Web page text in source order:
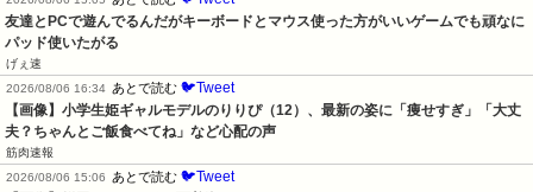
友達とPCで遊んでるんだがキーボードとマウス使った方がいいゲームでも頑なに
パッド使いたがる
げぇ速
2026/08/06 16:34 あとで読む 🐦Tweet
【画像】小学生姫ギャルモデルのりりぴ（12）、最新の姿に「痩せすぎ」「大丈
夫？ちゃんとご飯食べてね」など心配の声
筋肉速報
2026/08/06 15:06
あとで読む 🐦Tweet